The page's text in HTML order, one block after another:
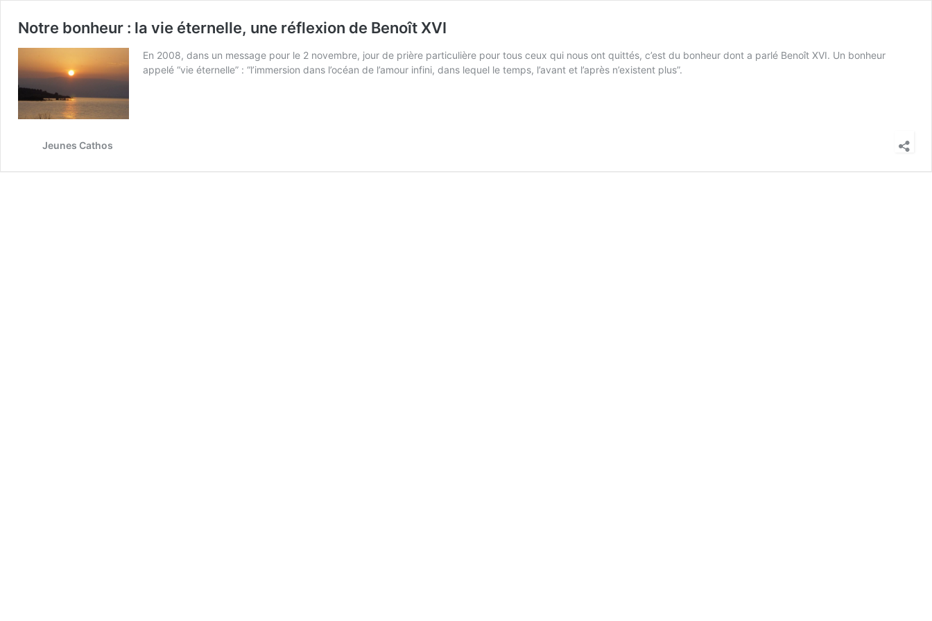
Notre bonheur : la vie éternelle, une réflexion de Benoît XVI
En 2008, dans un message pour le 2 novembre, jour de prière particulière pour tous ceux qui nous ont quittés, c’est du bonheur dont a parlé Benoît XVI. Un bonheur
appelé “vie éternelle” : “l’immersion dans l’océan de l’amour infini, dans lequel le temps, l’avant et l’après n’existent plus”.
Jeunes Cathos